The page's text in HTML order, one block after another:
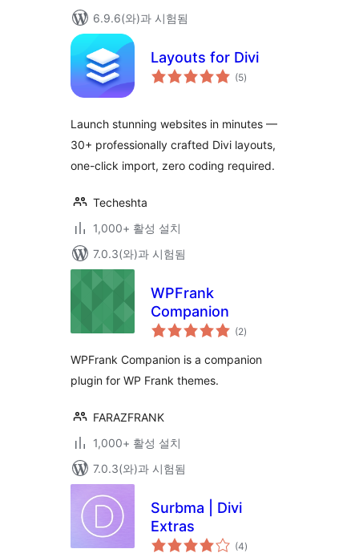
6.9.6(와)과 시험됨
Layouts for Divi
(5전
체)
Launch stunning websites in minutes —
30+ professionally crafted Divi layouts,
one-click import, zero coding required.
Techeshta
1,000+ 활성 설치
7.0.3(와)과 시험됨
WPFrank
Companion
(2전
체
점
)
WPFrank Companion is a companion
plugin for WP Frank themes.
FARAZFRANK
1,000+ 활성 설치
7.0.3(와)과 시험됨
Surbma | Divi
Extras
(4전
체)